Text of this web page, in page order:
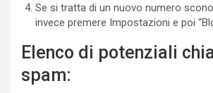
Se si tratta di un nuovo numero
invece premere Impostazioni e poi
Elenco di potenziali
spam: